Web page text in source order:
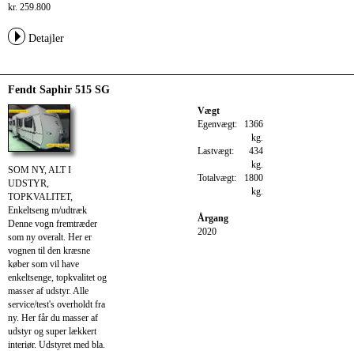
kr. 259.800
Detajler
Fendt Saphir 515 SG
SOM NY, ALT I
UDSTYR,
TOPKVALITET,
Enkeltseng m/udtræk
Denne vogn fremtræder
som ny overalt. Her er
vognen til den kræsne
køber som vil have
enkeltsenge, topkvalitet og
masser af udstyr. Alle
service/test's overholdt fra
ny. Her får du masser af
udstyr og super lækkert
interiør. Udstyret med bla.
Vægt
Egenvægt: 1366
kg.
Lastvægt:
434
kg.
Totalvægt:
1800
kg.
Årgang
2020